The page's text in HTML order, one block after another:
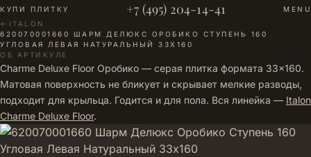
КУПИ ПЛИТКУ +7 (495) 204-14-41
MENU
← ITALON ·
620070001660 ШАРМ ДЕЛЮКС ОРОБИКО СТУПЕНЬ 160
УГЛОВАЯ ЛЕВАЯ НАТУРАЛЬНЫЙ 33Х160
ОБ АРТИКУЛЕ
Charme Deluxe Floor Оробико — серая плитка формата 33×160.
Матовая поверхность не бликует и скрывает мелкие разводы,
подходит для крыльца. Годится и для пола. Вся линейка — Italon
Charme Deluxe Floor.